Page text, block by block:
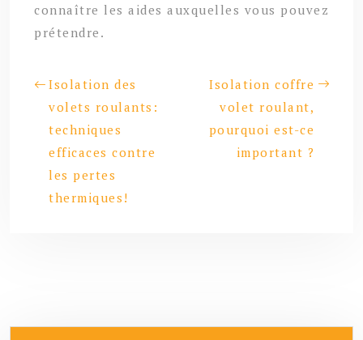
connaître les aides auxquelles vous pouvez
prétendre.
Isolation des
volets roulants:
techniques
efficaces contre
les pertes
thermiques!
Isolation coffre
volet roulant,
pourquoi est-ce
important ?